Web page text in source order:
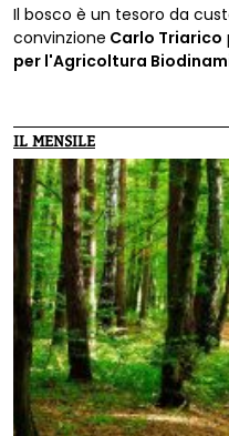
Il bosco è un tesoro da
convinzione Carlo Triarico
per l'Agricoltura
web.
IL MENSILE